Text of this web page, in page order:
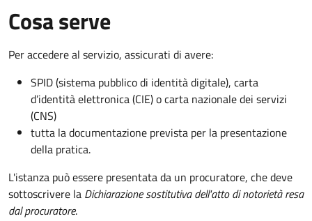
Cosa serve
Per accedere al servizio, assicurati di avere:
SPID (sistema pubblico di identità digitale), carta
d’identità elettronica (CIE) o carta nazionale dei servizi
(CNS)
tutta la documentazione prevista per la presentazione
della pratica.
L'istanza può essere presentata da un procuratore, che deve
sottoscrivere la Dichiarazione sostitutiva dell'atto di notorietà resa
dal procuratore.